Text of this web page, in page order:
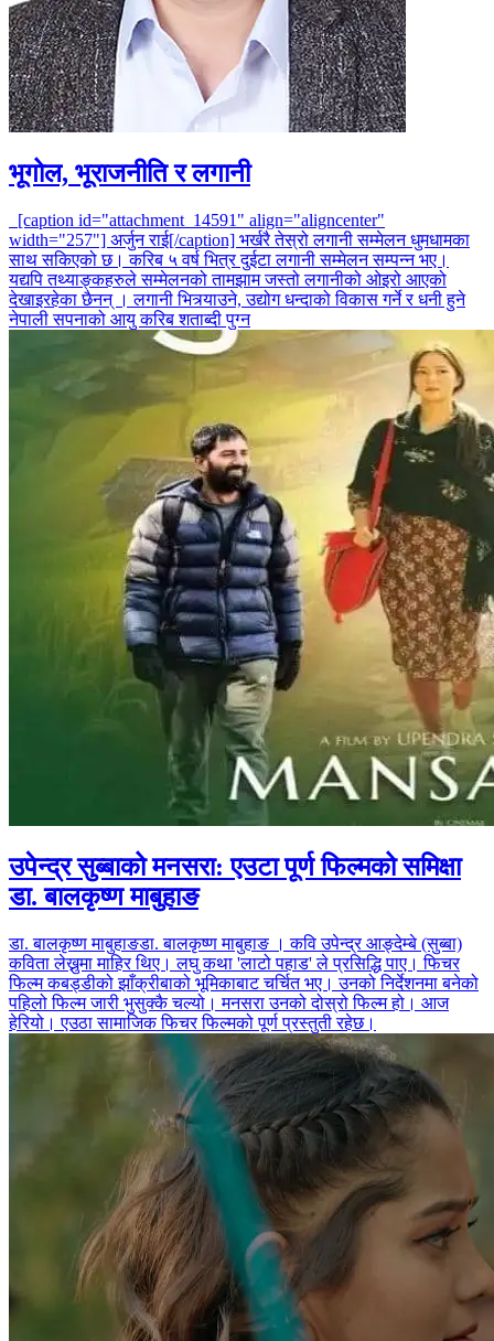
भूगोल, भूराजनीति र लगानी
[caption id="attachment_14591" align="aligncenter"
width="257"] अर्जुन राई[/caption] भर्खरै तेस्रो लगानी सम्मेलन धुमधामका
साथ सकिएको छ। करिब ५ वर्ष भित्र दुईटा लगानी सम्मेलन सम्पन्न भए।
यद्यपि तथ्याङ्कहरुले सम्मेलनको तामझाम जस्तो लगानीको ओइरो आएको
देखाइरहेका छैनन् । लगानी भित्र्याउने, उद्योग धन्दाको विकास गर्ने र धनी हुने
नेपाली सपनाको आयु करिब शताब्दी पुग्न
उपेन्द्र सुब्बाको मनसरा: एउटा पूर्ण फिल्मको समिक्षा
डा. बालकृष्ण माबुहाङ
डा. बालकृष्ण माबुहाङडा. बालकृष्ण माबुहाङ । कवि उपेन्द्र आङ्देम्बे (सुब्बा)
कविता लेख्नुमा माहिर थिए। लघु कथा 'लाटो पहाड' ले प्रसिद्धि पाए। फिचर
फिल्म कबड्डीको झाँक्रीबाको भूमिकाबाट चर्चित भए। उनको निर्देशनमा बनेको
पहिलो फिल्म जारी भुसुक्कै चल्यो। मनसरा उनको दोस्रो फिल्म हो। आज
हेरियो। एउठा सामाजिक फिचर फिल्मको पूर्ण प्रस्तुती रहेछ।